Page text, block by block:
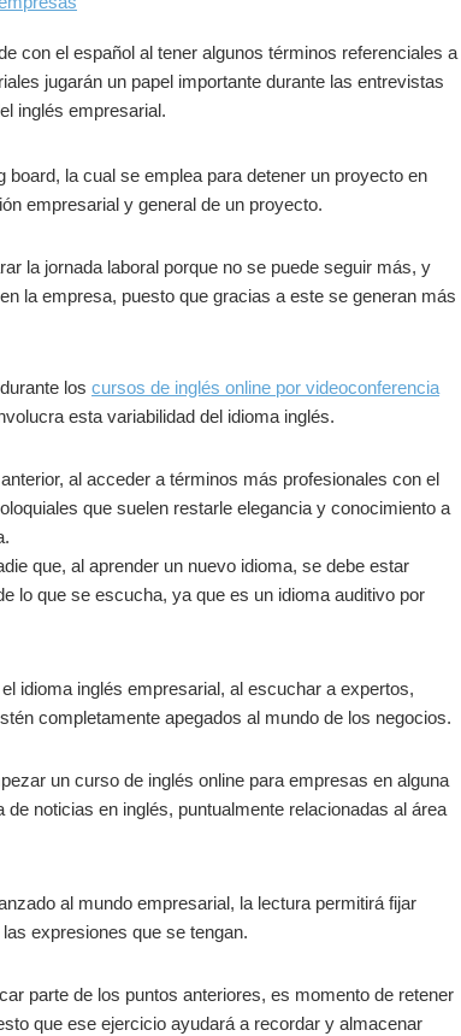
con el español al tener algunos términos referenciales a
jugarán un papel importante durante las entrevistas
inglés empresarial.
la cual se emplea para detener un proyecto en
empresarial y general de un proyecto.
la jornada laboral porque no se puede seguir más, y
la empresa, puesto que gracias a este se generan más
los cursos de inglés online por videoconferencia
esta variabilidad del idioma inglés.
al acceder a términos más profesionales con el
que suelen restarle elegancia y conocimiento a
que, al aprender un nuevo idioma, se debe estar
lo que se escucha, ya que es un idioma auditivo por
idioma inglés empresarial, al escuchar a expertos,
completamente apegados al mundo de los negocios.
un curso de inglés online para empresas en alguna
noticias en inglés, puntualmente relacionadas al área
al mundo empresarial, la lectura permitirá fijar
expresiones que se tengan.
parte de los puntos anteriores, es momento de retener
que ese ejercicio ayudará a recordar y almacenar